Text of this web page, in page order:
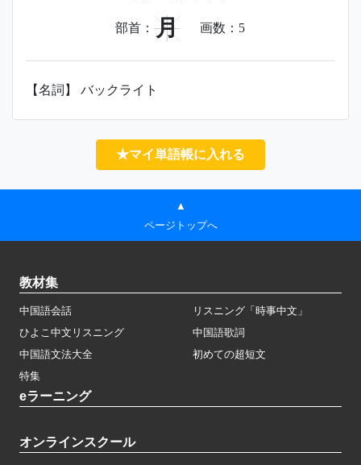
部首： 月 画数： 5
【名詞】 バックライト
★マイ単語帳に入れる
▲
ページトップへ
教材集
中国語会話
リスニング「時事中文」
ひよこ中文リスニング
中国語歌詞
中国語文法大全
初めての超短文
特集
eラーニング
オンラインスクール